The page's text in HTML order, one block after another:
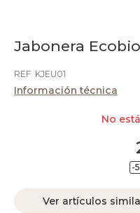
Jabonera
REF. KJEU01
Información técnica
-
Ver artículos